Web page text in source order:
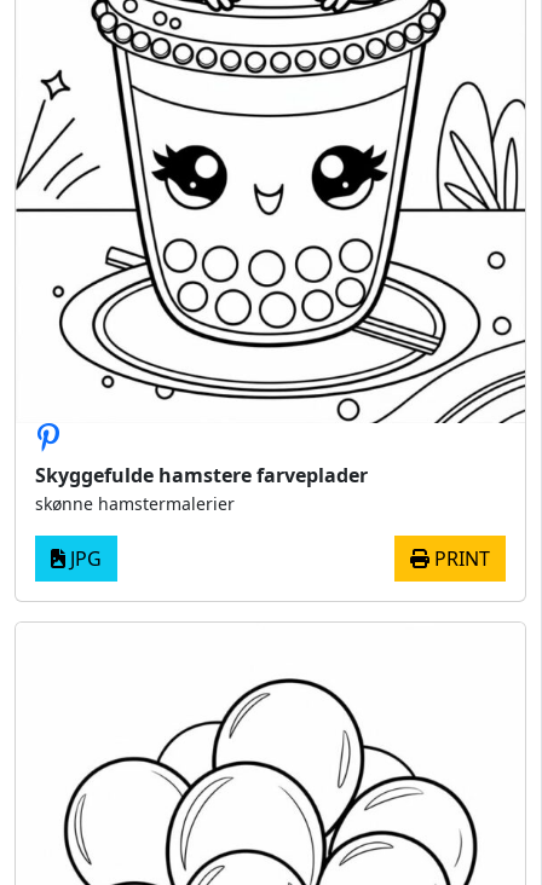
Skyggefulde hamstere farveplader
skønne hamstermalerier
JPG PRINT